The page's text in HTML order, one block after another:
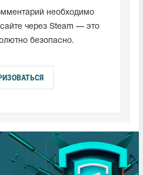
необходимо
через Steam — это
безопасно.